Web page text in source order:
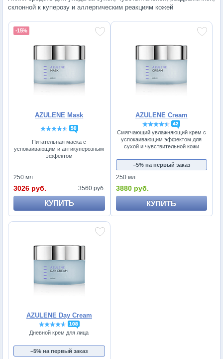
склонной к куперозу и аллергическим реакциям кожей
AZULENE Mask
50
Питательная маска с
успокаивающим и антикуперозным
эффектом
-15%
250 мл
3026 руб. 3560 руб.
КУПИТЬ
AZULENE Cream
42
Смягчающий увлажняющий крем с
успокаивающим эффектом для
сухой и чувствительной кожи
−5% на первый заказ
250 мл
3880 руб.
КУПИТЬ
AZULENE Day Cream
108
Дневной крем для лица
−5% на первый заказ